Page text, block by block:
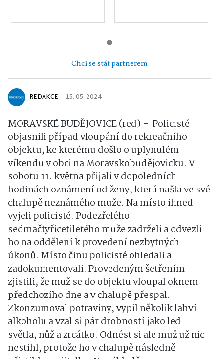
Chci se stát partnerem
REDAKCE 15. 05. 2024
MORAVSKÉ BUDĚJOVICE (red) - Policisté
objasnili případ vloupání do rekreačního
objektu, ke kterému došlo o uplynulém
víkendu v obci na Moravskobudějovicku. V
sobotu 11. května přijali v dopoledních
hodinách oznámení od ženy, která našla ve své
chalupě neznámého muže. Na místo ihned
vyjeli policisté. Podezřelého
sedmačtyřicetiletého muže zadrželi a odvezli
ho na oddělení k provedení nezbytných
úkonů. Místo činu policisté ohledali a
zadokumentovali. Provedeným šetřením
zjistili, že muž se do objektu vloupal oknem
předchozího dne a v chalupě přespal.
Zkonzumoval potraviny, vypil několik lahví
alkoholu a vzal si pár drobností jako led
světla, nůž a zrcátko. Odnést si ale muž už nic
nestihl, protože ho v chalupě následně